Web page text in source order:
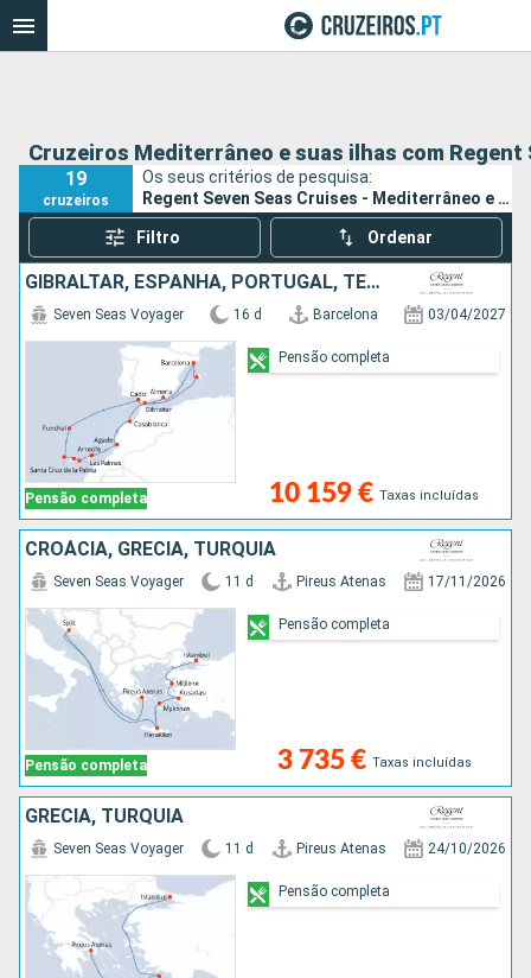
Cruzeiros Mediterrâneo e suas ilhas com Regent
19
cruzeiros
Os seus critérios de pesquisa:
Regent Seven Seas Cruises - Mediterrâneo e suas ilhas
Filtro Ordenar
GIBRALTAR, ESPANHA, PORTUGAL, TENERIFE, MAIORCA, LANZAROTE, MARROCOS
Pensão completa
Seven Seas Voyager 16 d Barcelona 03/04/2027
10 159 € Taxas incluídas
Pensão completa
CROÁCIA, GRÉCIA, TURQUIA
Pensão completa
Seven Seas Voyager 11 d Pireus Atenas 17/11/2026
3 735 € Taxas incluídas
Pensão completa
GRÉCIA, TURQUIA
Seven Seas Voyager 11 d Pireus Atenas 24/10/2026
Pensão completa